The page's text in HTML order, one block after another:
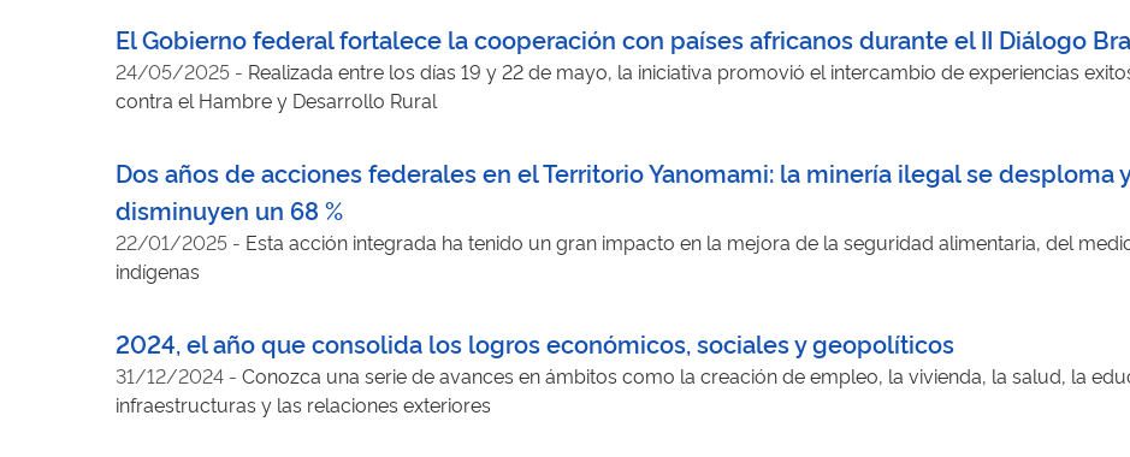
El Gobierno federal fortalece la cooperación con países africanos durante el II Diálogo
24/05/2025 - Realizada entre los días 19 y 22 de mayo, la iniciativa promovió el intercambio de experiencias
contra el Hambre y Desarrollo Rural
Dos años de acciones federales en el Territorio Yanomami: la minería ilegal se
disminuyen un 68 %
22/01/2025 - Esta acción integrada ha tenido un gran impacto en la mejora de la seguridad alimentaria, del
indígenas
2024, el año que consolida los logros económicos, sociales y geopolíticos
31/12/2024 - Conozca una serie de avances en ámbitos como la creación de empleo, la vivienda, la salud, la
infraestructuras y las relaciones exteriores